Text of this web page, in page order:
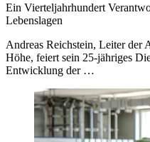
Ein Vierteljahrhundert
Lebenslagen
Andreas Reichstein, Leiter der
Höhe, feiert sein 25-jähriges
Entwicklung der …